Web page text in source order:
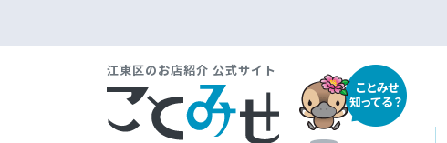
江東区のお店紹介 公式サイト
ことみせ
知ってる？